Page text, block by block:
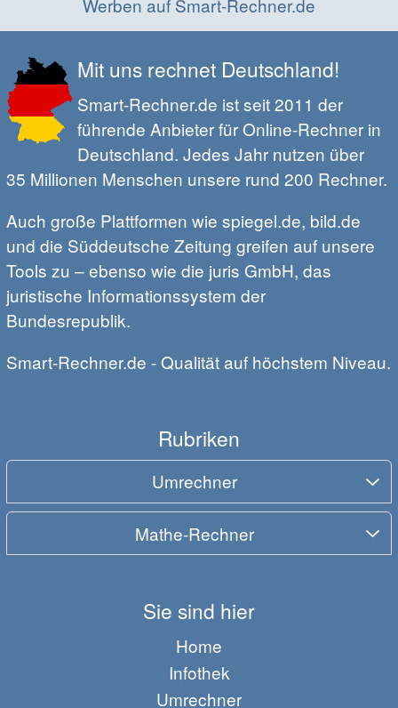
Werben auf Smart-Rechner.de
Mit uns rechnet Deutschland!
Smart-Rechner.de ist seit 2011 der
führende Anbieter für Online-Rechner in
Deutschland. Jedes Jahr nutzen über
35 Millionen Menschen unsere rund 200 Rechner.
Auch große Plattformen wie spiegel.de, bild.de
und die Süddeutsche Zeitung greifen auf unsere
Tools zu – ebenso wie die juris GmbH, das
juristische Informationssystem der
Bundesrepublik.
Smart-Rechner.de - Qualität auf höchstem Niveau.
Rubriken
Umrechner
Mathe-Rechner
Sie sind hier
Home
Infothek
Umrechner